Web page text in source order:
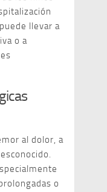
llevar a
o a
al dolor, a
o